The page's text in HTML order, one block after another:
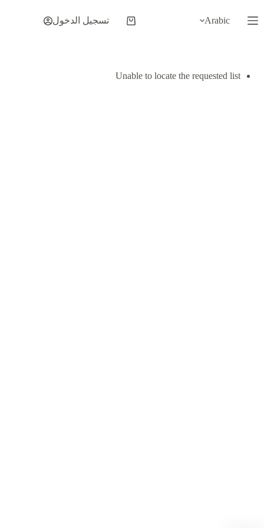
إلى
المحتوى
Arabic
عربة
تسجيل الدخول
Unable to locate the requested list